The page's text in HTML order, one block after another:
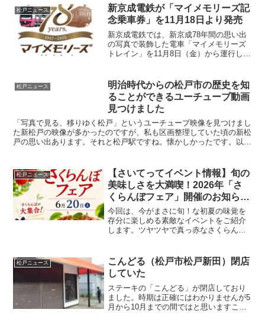
pic.twitter.com/p4aIi9qIEz— 松戸ペディ
ア...
松戸ニュース
新京成電鉄が「マイメモリーズ記
念乗車券」を11月18日より発売
新京成電鉄では、新京成78年間の思い出
の写真で装飾した電車「マイメモリーズ
トレイン」を11月8日（金）から運行しま
ーズトレイン」の運行は、お客さまと共
に歩んだ新京...
松戸ニュース
明治時代からの松戸市の歴史を知
ることができるユーチューブ動画
見つけました
「写真で見る、移りゆく松戸」というユーチューブ映像を見つけまし
た新松戸の映像が多かったのですが、私も区画整理していた頃の新松
戸の思い出あります。それと松戸駅ですね。懐かしかったです。以前
松戸ニュース
【さいてってイベント情報】旬の
美味しさを大満喫！2026年「さ
くらんぼフェア」開催のお知らせ
🍒
今回は、今がまさに旬！な初夏の味覚を
存分に楽しめる素敵なイベントをご紹介
します。ツヤツヤで真っ赤なさくらんぼ
直店舗 JAとうかつ中央 ファーマーズマ
ーケット さいてっ...
松戸ニュース
こんどる（松戸市松戸新田）閉店
していた
ステーキの「こんどる」が閉店しており
ました。時期は正確にはわかりませんが5
月から10月までの間ではと思いますこん